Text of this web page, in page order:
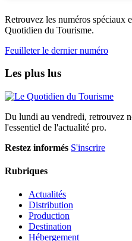
Retrouvez les numéros spéciaux
Quotidien du Tourisme.
Feuilleter le dernier numéro
Les plus lus
Du lundi au vendredi, retrouvez
l'essentiel de l'actualité pro.
Restez informés S'inscrire
Rubriques
Actualités
Distribution
Production
Destination
Hébergement